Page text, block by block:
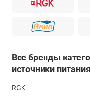
Все бренды
источники
RGK